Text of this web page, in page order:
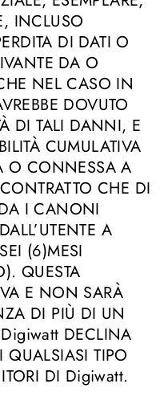
INCLUSO
DI DATI O
DA O
NEL CASO IN
DOVUTO
DI TALI DANNI, E
CUMULATIVA
O CONNESSA A
CHE DI
I CANONI
A
(6)MESI
QUESTA
E NON SARÀ
DI PIÙ DI UN
DECLINA
TIPO
DI Digiwatt.